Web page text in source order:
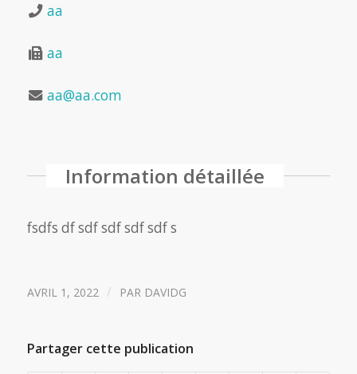
aa
aa
aa@aa.com
Information détaillée
fsdfs df sdf sdf sdf sdf s
AVRIL 1, 2022 / PAR DAVIDG
Partager cette publication